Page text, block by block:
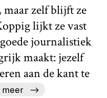
maar zelf blijft ze
lijkt ze vast
journalistiek
maakt: jezelf
aan de kant te
meer